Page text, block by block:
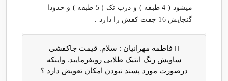
میشود ( 4 طبقه ) و درب تک ( 5 طبقه ) و حدودا
گنجایش 16 جفت کفش را دارد .
فاطمه مهرانیان : سلام. قیمت جاکفشی
ساویش رنگ انتیک طلایی روبفرمایید. واینکه
درصورت مورد پسند نبودن امکان تعویض دارد ؟